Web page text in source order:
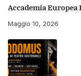
Accademia Europea
Recitazione A Roma
Maggio 10, 2026